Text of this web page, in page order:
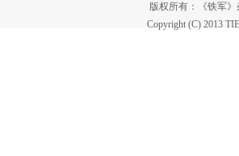
版权所有：《铁军
Copyright (C) 2013